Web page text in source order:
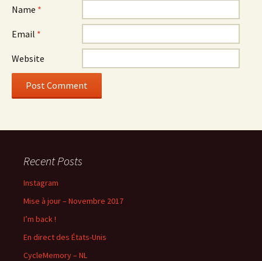
Name *
Email *
Website
Recent Posts
Instagram
Mise à jour – Novembre 2017
I’m back !
En direct des États-Unis
CycleMemory – NL